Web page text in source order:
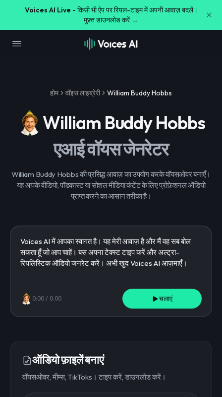
Voices AI Live - किसी भी ऐप पर रियल-टाइम में अपनी आवाज़ बदलें।
मुफ़्त डाउनलोड करें →
होम वॉइस लाइब्रेरी William Buddy Hobbs
William Buddy Hobbs
एआई वॉयस जेनरेटर
William Buddy Hobbs की प्रसिद्ध आवाज़ का उपयोग करके वॉयसओवर बनाएँ।
यह आपके वीडियो, पॉडकास्ट या सोशल मीडिया कंटेंट के लिए प्रोफ़ेशनल ऑडियो
प्राप्त करने का आसान तरीका है।
0:00 / 0:00 चलाएं
ऑडियो फ़ाइलें बनाएं
वॉयसओवर, मीम्स, TikToks। टाइप करें, डाउनलोड करें।